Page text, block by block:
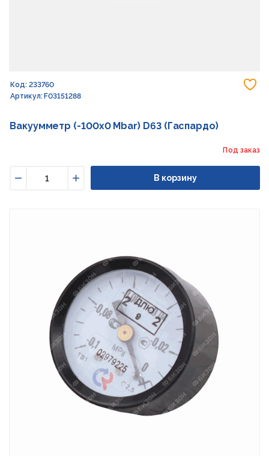
Код: 233760
Артикул: F03151288
Вакуумметр (-100х0 Мbar) D63 (Гаспардо)
Под заказ
Увеличить
В корзину